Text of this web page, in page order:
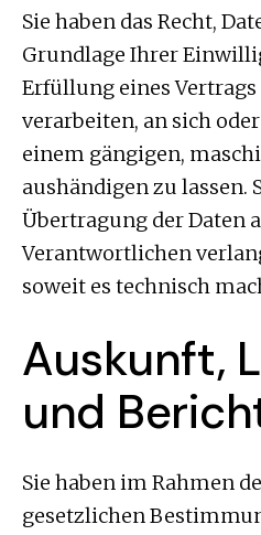
Sie haben das Recht,
Grundlage Ihrer
Erfüllung eines
verarbeiten, an sich
einem gängigen,
aushändigen zu lassen.
Übertragung der Daten
Verantwortlichen
soweit es technisch
Auskunft,
und
Sie haben im Rahmen
gesetzlichen